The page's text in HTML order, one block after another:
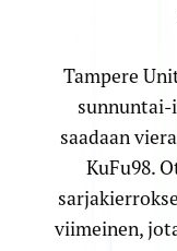
Tampere
sunnuntai-
saadaan
KuFu98.
viimeinen,